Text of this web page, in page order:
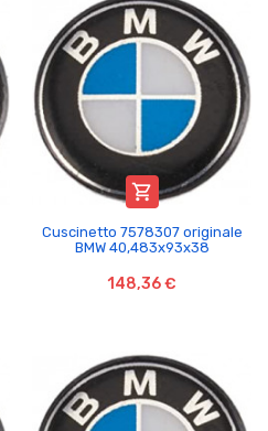

Cuscinetto 7578307 originale
BMW 40,483x93x38
148,36 €